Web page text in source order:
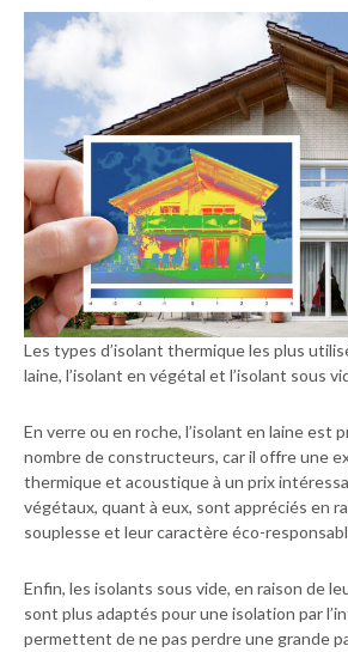
Les types d’isolant thermique les plus
laine, l’isolant en végétal et l’isolant sous
En verre ou en roche, l’isolant en laine est
nombre de constructeurs, car il offre une
thermique et acoustique à un prix
végétaux, quant à eux, sont appréciés en
souplesse et leur caractère éco-
Enfin, les isolants sous vide, en raison de
sont plus adaptés pour une isolation par
permettent de ne pas perdre une grande